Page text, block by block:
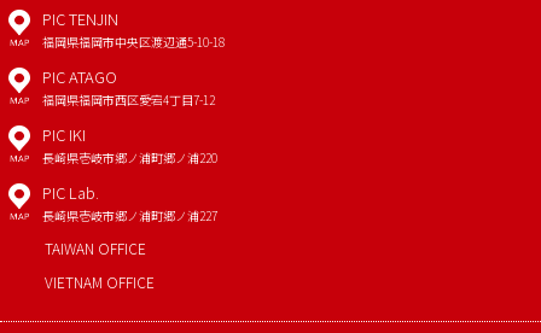
MAP
PIC TENJIN
福岡県福岡市中央区渡辺通5-10-18
MAP
PIC ATAGO
福岡県福岡市西区愛宕4丁目7-12
MAP
PIC IKI
長崎県壱岐市郷ノ浦町郷ノ浦220
MAP
PIC Lab.
長崎県壱岐市郷ノ浦町郷ノ浦227
TAIWAN OFFICE
VIETNAM OFFICE